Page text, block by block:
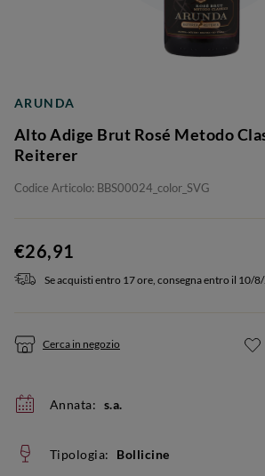
ARUNDA
Alto Adige Brut Rosé Metodo
Reiterer
Codice Articolo: BBS00024_color_SVG
€26,91
Se acquisti entro 17 ore, consegna entro il 10/
Cerca in negozio
Annata: s.a.
Tipologia: Bollicine